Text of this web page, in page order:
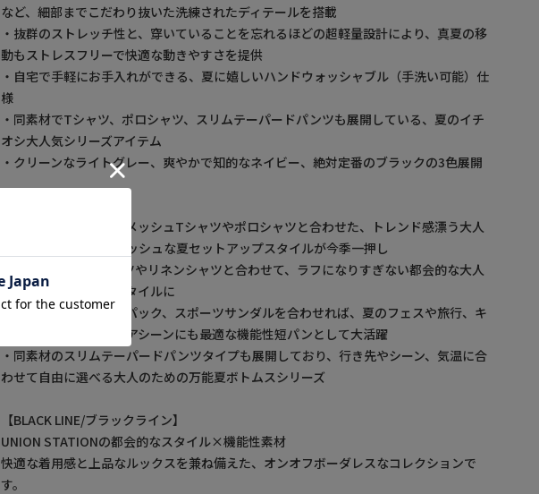
など、細部までこだわり抜いた洗練されたディテールを搭載
・抜群のストレッチ性と、穿いていることを忘れるほどの超軽量設計により、真夏の移
動もストレスフリーで快適な動きやすさを提供
・自宅で手軽にお手入れができる、夏に嬉しいハンドウォッシャブル（手洗い可能）仕
様
・同素材でTシャツ、ポロシャツ、スリムテーパードパンツも展開している、夏のイチ
オシ大人気シリーズアイテム
・クリーンなライトグレー、爽やかで知的なネイビー、絶対定番のブラックの3色展開
・同シリーズのドットメッシュTシャツやポロシャツと合わせた、トレンド感漂う大人
の高機能かつスタイリッシュな夏セットアップスタイルが今季一押し
・シンプルな白Tシャツやリネンシャツと合わせて、ラフになりすぎない都会的な大人
のメンズカジュアルスタイルに
・サコッシュやバックパック、スポーツサンダルを合わせれば、夏のフェスや旅行、キ
ャンプなどのアウトドアシーンにも最適な機能性短パンとして大活躍
・同素材のスリムテーパードパンツタイプも展開しており、行き先やシーン、気温に合
わせて自由に選べる大人のための万能夏ボトムスシリーズ
【BLACK LINE/ブラックライン】
UNION STATIONの都会的なスタイル×機能性素材
快適な着用感と上品なルックスを兼ね備えた、オンオフボーダレスなコレクションで
す。